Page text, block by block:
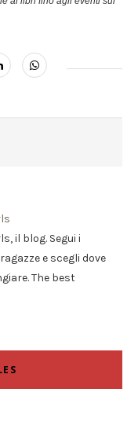
il blog. Segui i
e scegli dove
The best